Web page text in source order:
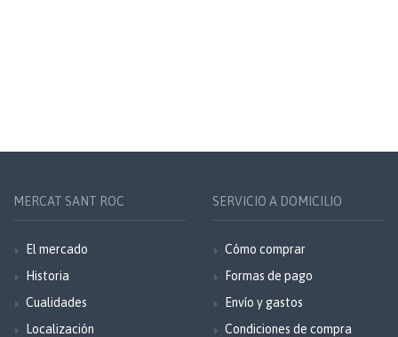
MERCAT SANT ROC
El mercado
Historia
Cualidades
Localización
SERVICIO A DOMICILIO
Cómo comprar
Formas de pago
Envío y gastos
Condiciones de compra